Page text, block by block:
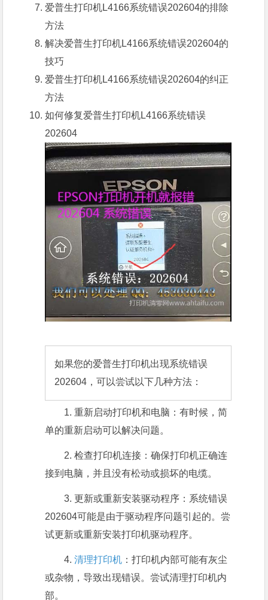
爱普生打印机L4166系统错误202604的排除
方法
解决爱普生打印机L4166系统错误202604的
技巧
爱普生打印机L4166系统错误202604的纠正
方法
如何修复爱普生打印机L4166系统错误
202604
如果您的爱普生打印机出现系统错误
202604，可以尝试以下几种方法：
1. 重新启动打印机和电脑：有时候，简
单的重新启动可以解决问题。
2. 检查打印机连接：确保打印机正确连
接到电脑，并且没有松动或损坏的电缆。
3. 更新或重新安装驱动程序：系统错误
202604可能是由于驱动程序问题引起的。尝
试更新或重新安装打印机驱动程序。
4.清理打印机 ：打印机内部可能有灰尘
或杂物，导致出现错误。尝试清理打印机内
部。